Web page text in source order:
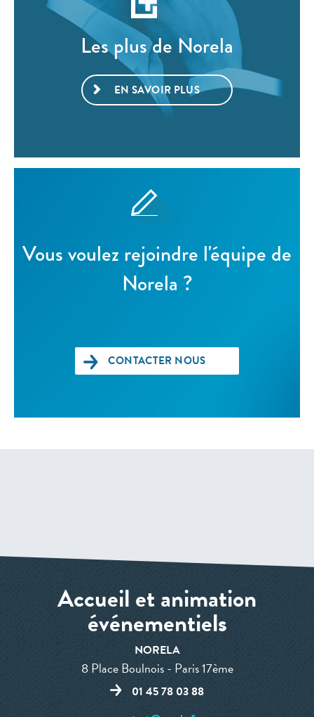
Les plus de Norela
EN SAVOIR PLUS
Vous voulez rejoindre l'équipe de
Norela ?
CONTACTER NOUS
Accueil et animation
événementiels
NORELA
8 Place Boulnois - Paris 17ème
01 45 78 03 88